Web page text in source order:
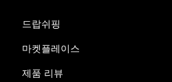
드랍쉬핑
마켓플레이스
제품 리뷰